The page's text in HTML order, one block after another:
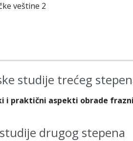
veštine 2
studije trećeg
i praktični aspekti obrade
drugog stepena